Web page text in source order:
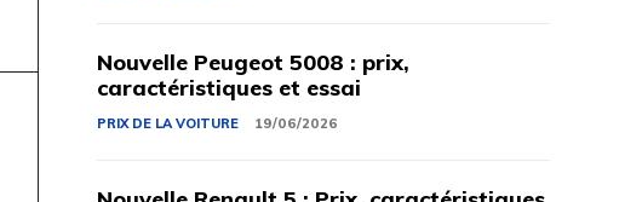
Nouvelle Peugeot 5008 : prix,
caractéristiques et essai
PRIX ​​DE LA VOITURE 19/06/2026